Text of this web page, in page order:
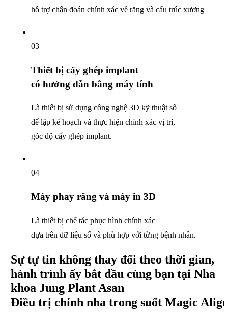
hỗ trợ chẩn đoán chính xácvề răng và cấu trúc xương
03
Thiết bị cấy ghép implant
có hướng dẫn bằng máy tính
Là thiết bị sử dụng công nghệ 3D kỹ thuật số
để lập kế hoạch và thực hiện chính xác vị trí,
góc độ cấy ghép implant.
04
Máy phay răng và máy in 3D
Là thiết bị chế tác phục hình chính xác
dựa trên dữ liệu sốvà phù hợp với từng bệnh nhân.
Sự tự tin không thay đổi theo thời gian,
hành trình ấybắt đầu cùng bạn tại Nha
khoa Jung Plant Asan
Điều trị chỉnh nha trong suốtMagic